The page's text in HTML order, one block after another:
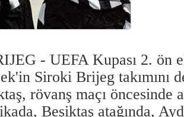
- UEFA Kupası 2. ön
Siroki Brijeg takımını
rövanş maçı öncesinde
Beşiktaş atağında,